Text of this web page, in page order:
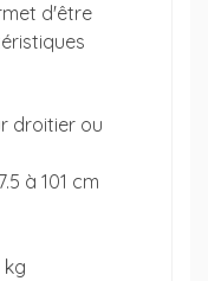
d'être
droitier ou
à 101 cm
kg